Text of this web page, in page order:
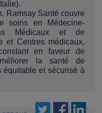
Ramsay Santé couvre
soins en Médecine-
Médicaux et de
et Centres médicaux,
en faveur de
la santé de
équitable et sécurisé à